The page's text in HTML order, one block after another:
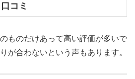
コミ
ものだけあって高い評価が多いで
が合わないという声もあります。